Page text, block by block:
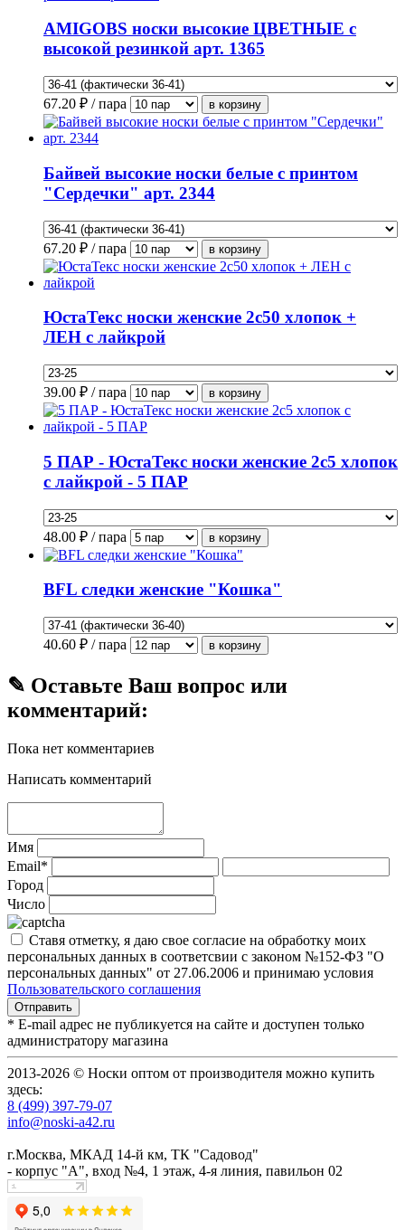
AMIGOBS носки высокие ЦВЕТНЫЕ с
высокой резинкой арт. 1365
67.20 ₽ / пара
Байвей высокие носки белые с принтом
"Сердечки" арт. 2344
67.20 ₽ / пара
ЮстаТекс носки женские 2с50 хлопок +
ЛЕН с лайкрой
39.00 ₽ / пара
5 ПАР - ЮстаТекс носки женские 2с5 хлопок
с лайкрой - 5 ПАР
48.00 ₽ / пара
BFL следки женские "Кошка"
40.60 ₽ / пара
✎ Оставьте Ваш вопрос или
комментарий:
Пока нет комментариев
Написать комментарий
Имя
Email*
Город
Число
Ставя отметку, я даю свое согласие на обработку моих
персональных данных в соответсвии с законом №152-ФЗ "О
персональных данных" от 27.06.2006 и принимаю условия
Пользовательского соглашения
* E-mail адрес не публикуется на сайте и доступен только
администратору магазина
2013-2026 © Носки оптом от производителя можно купить
здесь:
8 (499) 397-79-07
info@noski-a42.ru
г.Москва, МКАД 14-й км, ТК "Садовод"
- корпус "А", вход №4, 1 этаж, 4-я линия, павильон 02